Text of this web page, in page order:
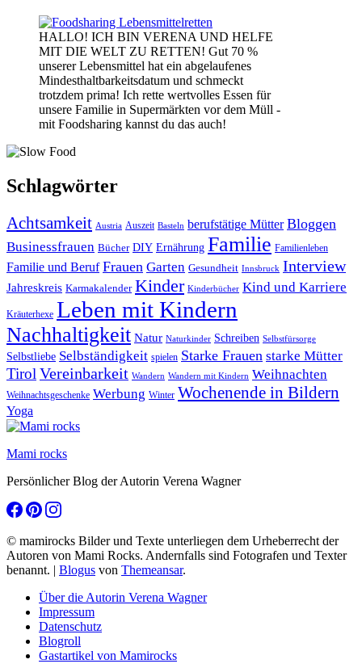
HALLO! ICH BIN VERENA UND HELFE
MIT DIE WELT ZU RETTEN! Gut 70 %
unserer Lebensmittel hat ein abgelaufenes
Mindesthaltbarkeitsdatum und schmeckt
trotzdem prima! Ich rette wertvolles Essen für
unsere Familie in Supermärkten vor dem Müll -
mit Foodsharing kannst du das auch!
Schlagwörter
Achtsamkeit Austria Auszeit Basteln berufstätige Mütter Bloggen
Businessfrauen Bücher DIY Ernährung Familie Familienleben
Familie und Beruf Frauen Garten Gesundheit Innsbruck Interview
Jahreskreis Karmakalender Kinder Kinderbücher Kind und Karriere
Kräuterhexe Leben mit Kindern
Nachhaltigkeit Natur Naturkinder Schreiben Selbstfürsorge
Selbstliebe Selbständigkeit spielen Starke Frauen starke Mütter
Tirol Vereinbarkeit Wandern Wandern mit Kindern Weihnachten
Weihnachtsgeschenke Werbung Winter Wochenende in Bildern
Yoga
Mami rocks
Persönlicher Blog der Autorin Verena Wagner
© mamirocks Bilder und Texte unterliegen dem Urheberrecht der
Autoren von Mami Rocks. Andernfalls sind Fotografen und Texter
benannt. | Blogus von Themeansar.
Über die Autorin Verena Wagner
Impressum
Datenschutz
Blogroll
Gastartikel von Mamirocks